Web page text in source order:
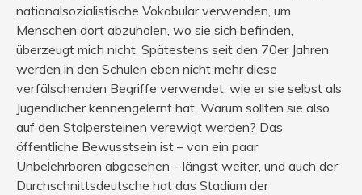
nationalsozialistische Vokabular verwenden, um
Menschen dort abzuholen, wo sie sich befinden,
überzeugt mich nicht. Spätestens seit den 70er Jahren
werden in den Schulen eben nicht mehr diese
verfälschenden Begriffe verwendet, wie er sie selbst als
Jugendlicher kennengelernt hat. Warum sollten sie also
auf den Stolpersteinen verewigt werden? Das
öffentliche Bewusstsein ist – von ein paar
Unbelehrbaren abgesehen – längst weiter, und auch der
Durchschnittsdeutsche hat das Stadium der